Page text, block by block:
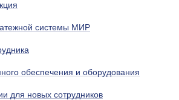
системы МИР
обеспечения и оборудования
для новых сотрудников